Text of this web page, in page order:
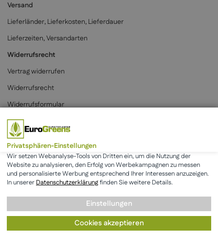
Versand
Lieferländer, Lieferkosten, Lieferdauer
Lieferzeiten, Versandarten
Widerrufsrecht
Vertrag widerrufen
Widerrufsrecht
Widerrufsformular
Zahlungsarten
* Alle Preise inkl. der gesetzlichen MwSt. & zzgl.Versand.
AGB Datenschutz Impressum
Privatsphären-Einstellungen
Wir setzen Webanalyse-Tools von Dritten ein, um die Nutzung der
Website zu analysieren, den Erfolg von Werbekampagnen zu messen
und personalisierte Werbung entsprechend Ihrer Interessen anzuzeigen.
In unserer Datenschutzerklärungfinden Sie weitere Details.
Cookies akzeptieren
Einstellungen